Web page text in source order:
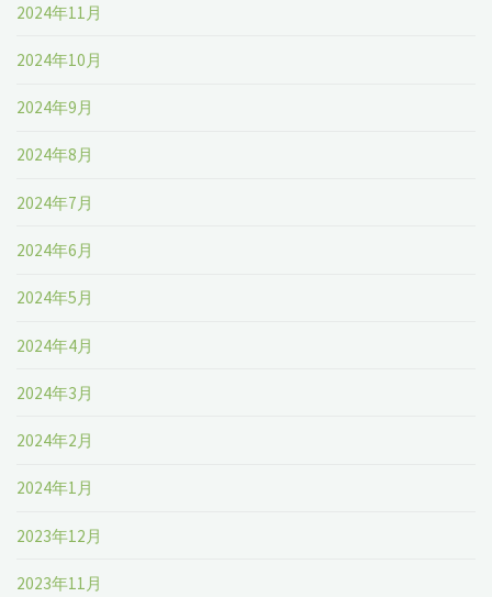
2024年11月
2024年10月
2024年9月
2024年8月
2024年7月
2024年6月
2024年5月
2024年4月
2024年3月
2024年2月
2024年1月
2023年12月
2023年11月